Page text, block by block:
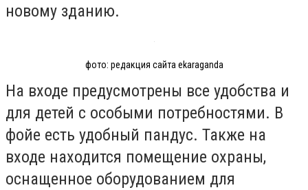
новому зданию.
фото: редакция сайта ekaraganda
На входе предусмотрены все удобства и
для детей с особыми потребностями. В
фойе есть удобный пандус. Также на
входе находится помещение охраны,
оснащенное оборудованием для